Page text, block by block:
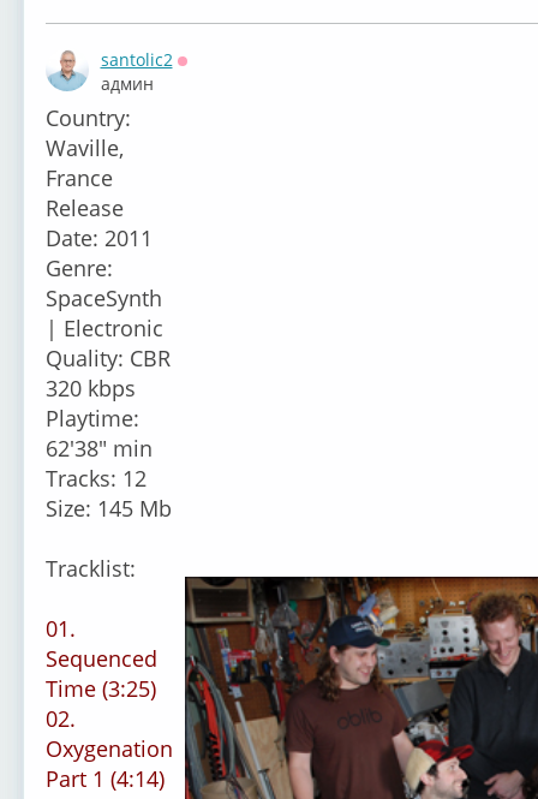
santolic2
админ
Country:
Waville,
France
Release
Date: 2011
Genre:
SpaceSynth
| Electronic
Quality: CBR
320 kbps
Playtime:
62'38" min
Tracks: 12
Size: 145 Mb
Tracklist:
01.
Sequenced
Time (3:25)
02.
Oxygenation
Part 1 (4:14)